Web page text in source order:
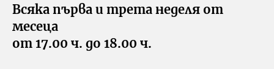
Познание
Всяка първа и трета неделя от
месеца
от 17.00 ч. до 18.00 ч.